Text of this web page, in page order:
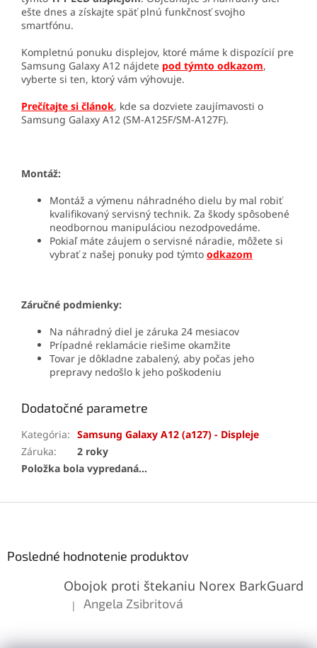
ešte dnes a získajte späť plnú funkčnosť svojho
smartfónu.
Kompletnú ponuku displejov, ktoré máme k dispozícií pre
Samsung Galaxy A12 nájdete pod týmto odkazom,
vyberte si ten, ktorý vám výhovuje.
Prečítajte si článok, kde sa dozviete zaujímavosti o
Samsung Galaxy A12 (SM-A125F/SM-A127F).
Montáž:
Montáž a výmenu náhradného dielu by mal robiť
kvalifikovaný servisný technik. Za škody spôsobené
neodbornou manipuláciou nezodpovedáme.
Pokiaľ máte záujem o servisné náradie, môžete si
vybrať z našej ponuky pod týmto odkazom
Záručné podmienky:
Na náhradný diel je záruka 24 mesiacov
Prípadné reklamácie riešime okamžite
Tovar je dôkladne zabalený, aby počas jeho
prepravy nedošlo k jeho poškodeniu
Dodatočné parametre
Kategória: Samsung Galaxy A12 (a127) - Displeje
Záruka:
2 roky
Položka bola vypredaná…
Posledné hodnotenie produktov
Obojok proti štekaniu Norex BarkGuard
Hodnotenie produktu je 5 z 5 hviezdičiek.
| Angela Zsibritová